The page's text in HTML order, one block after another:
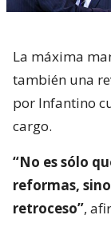
La máxima
también una
por Infantino
cargo.
“No es sólo
reformas,
retroceso”,